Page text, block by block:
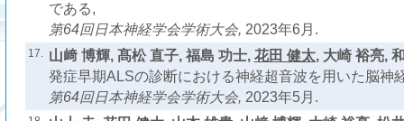
である,
第64回日本神経学会学術大会, 2023年6月.
17. 山﨑 博輝, 髙松 直子, 福島 功士, 花田 健太, 大崎 裕亮,
発症早期ALSの診断における神経超音波を用いた脳神
第64回日本神経学会学術大会, 2023年5月.